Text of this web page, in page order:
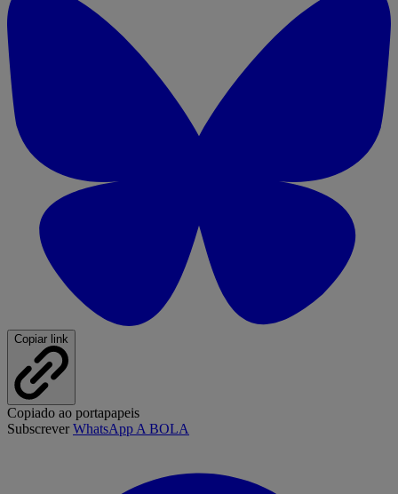
Copiar link
Copiado ao portapapeis
SubscreverWhatsApp A BOLA